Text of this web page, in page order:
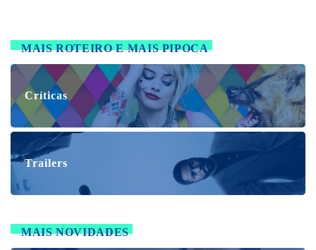
MAIS ROTEIRO E MAIS PIPOCA
Críticas
Trailers
MAIS NOVIDADES